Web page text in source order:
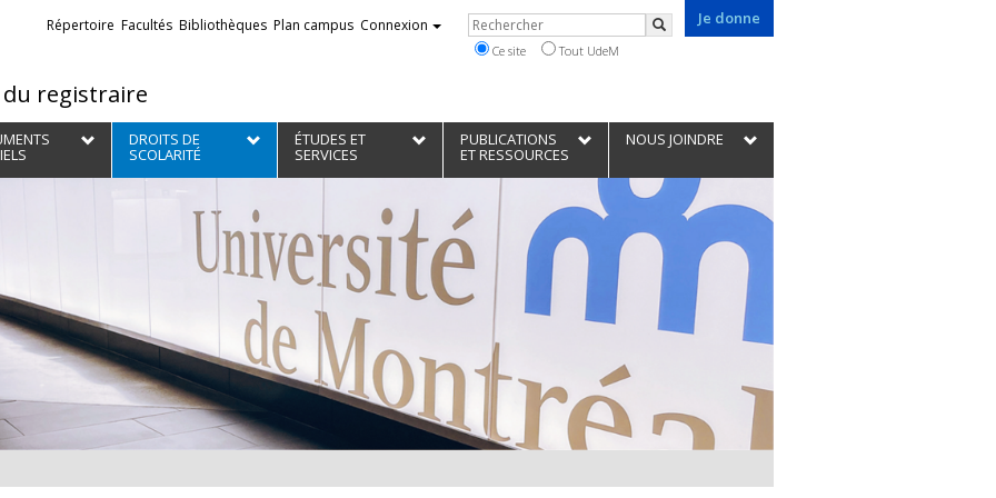
registraire
Je donne
Liens
externes
Répertoire Facultés Bibliothèques Plan campus Connexion Rechercher
Rechercher
Ce site Tout UdeM
DROITS DE
SCOLARITÉ
ÉTUDES ET
SERVICES
PUBLICATIONS
ET RESSOURCES
NOUS JOINDRE